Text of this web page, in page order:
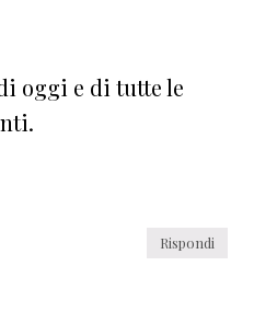
oggi e di tutte le
Rispondi